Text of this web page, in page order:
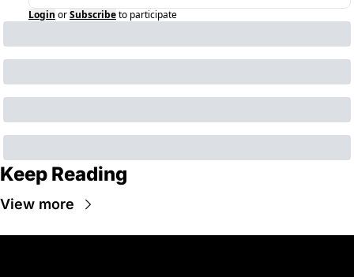
Login orSubscribeto participate
Keep Reading
View more